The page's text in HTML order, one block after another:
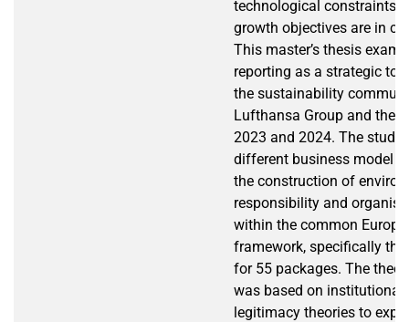
technological constraints
growth objectives are in
This master’s thesis
reporting as a strategic
the sustainability
Lufthansa Group and the
2023 and 2024. The study
different business model
the construction of
responsibility and
within the common
framework, specifically the
for 55 packages. The
was based on
legitimacy theories to